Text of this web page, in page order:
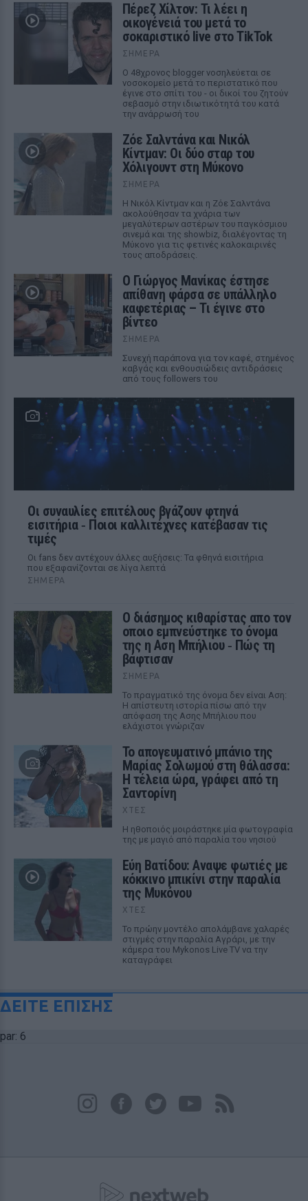
Πέρεζ Χίλτον: Τι λέει η
οικογένειά του μετά το
σοκαριστικό live στο TikTok
ΣΉΜΕΡΑ
Ο 48χρονος blogger νοσηλεύεται σε
νοσοκομείο μετά το περιστατικό που
έγινε στο σπίτι του - οι δικοί του ζητούν
σεβασμό στην ιδιωτικότητά του κατά
την ανάρρωσή του
Ζόε Σαλντάνα και Νικόλ
Κίντμαν: Οι δύο σταρ του
Χόλιγουντ στη Μύκονο
ΣΉΜΕΡΑ
Η Νικόλ Κίντμαν και η Ζόε Σαλντάνα
ακολούθησαν τα χνάρια των
μεγαλύτερων αστέρων του παγκόσμιου
σινεμά και της showbiz, διαλέγοντας τη
Μύκονο για τις φετινές καλοκαιρινές
τους αποδράσεις.
Ο Γιώργος Μανίκας έστησε
απίθανη φάρσα σε υπάλληλο
καφετέριας – Τι έγινε στο
βίντεο
ΣΉΜΕΡΑ
Συνεχή παράπονα για τον καφέ, στημένος
καβγάς και ενθουσιώδεις αντιδράσεις
από τους followers του
Οι συναυλίες επιτέλους βγάζουν φτηνά
εισιτήρια ‑ Ποιοι καλλιτέχνες κατέβασαν τις
τιμές
Οι fans δεν αντέχουν άλλες αυξήσεις: Τα φθηνά εισιτήρια
που εξαφανίζονται σε λίγα λεπτά
ΣΉΜΕΡΑ
Ο διάσημος κιθαρίστας απο τον
οποιο εμπνεύστηκε το όνομα
της η Αση Μπήλιου ‑ Πώς τη
βάφτισαν
ΣΉΜΕΡΑ
Το πραγματικό της όνομα δεν είναι Αση:
Η απίστευτη ιστορία πίσω από την
απόφαση της Ασης Μπήλιου που
ελάχιστοι γνώριζαν
Το απογευματινό μπάνιο της
Μαρίας Σολωμού στη θάλασσα:
Η τέλεια ώρα, γράφει από τη
Σαντορίνη
ΧΤΕΣ
Η ηθοποιός μοιράστηκε μία φωτογραφία
της με μαγιό από παραλία του νησιού
Εύη Βατίδου: Αναψε φωτιές με
κόκκινο μπικίνι στην παραλία
της Μυκόνου
ΧΤΕΣ
Το πρώην μοντέλο απολάμβανε χαλαρές
στιγμές στην παραλία Αγράρι, με την
κάμερα του Mykonos Live TV να την
καταγράφει
ΔΕΙΤΕ ΕΠΙΣΗΣ
par: 6